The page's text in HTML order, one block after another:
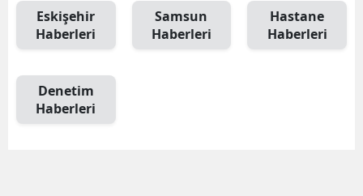
Eskişehir
Haberleri
Samsun
Haberleri
Hastane
Haberleri
Denetim
Haberleri